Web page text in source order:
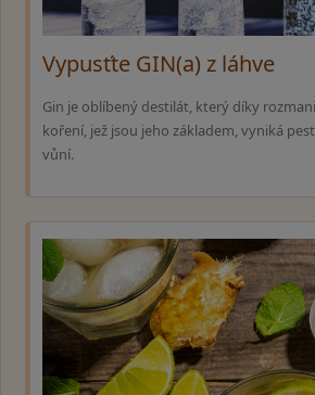
Vypusťte GIN(a) z láhve
Gin je oblíbený destilát, který díky
koření, jež jsou jeho základem, vyniká
vůní.